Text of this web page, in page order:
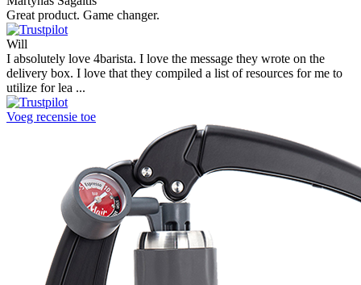
Great product. Game changer.
Will
I absolutely love 4barista. I love the message they wrote on the
delivery box. I love that they compiled a list of resources for me to
utilize for lea ...
Voeg recensie toe